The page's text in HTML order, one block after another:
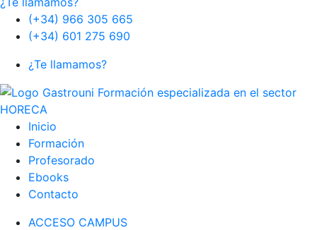
(+34) 966 305 665
(+34) 601 275 690
¿Te llamamos?
Inicio
Formación
Profesorado
Ebooks
Contacto
ACCESO CAMPUS